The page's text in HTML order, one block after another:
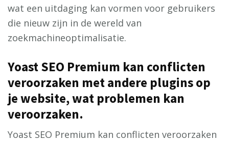
wat een uitdaging kan vormen voor gebruikers
die nieuw zijn in de wereld van
zoekmachineoptimalisatie.
Yoast SEO Premium kan conflicten
veroorzaken met andere plugins op
je website, wat problemen kan
veroorzaken.
Yoast SEO Premium kan conflicten veroorzaken